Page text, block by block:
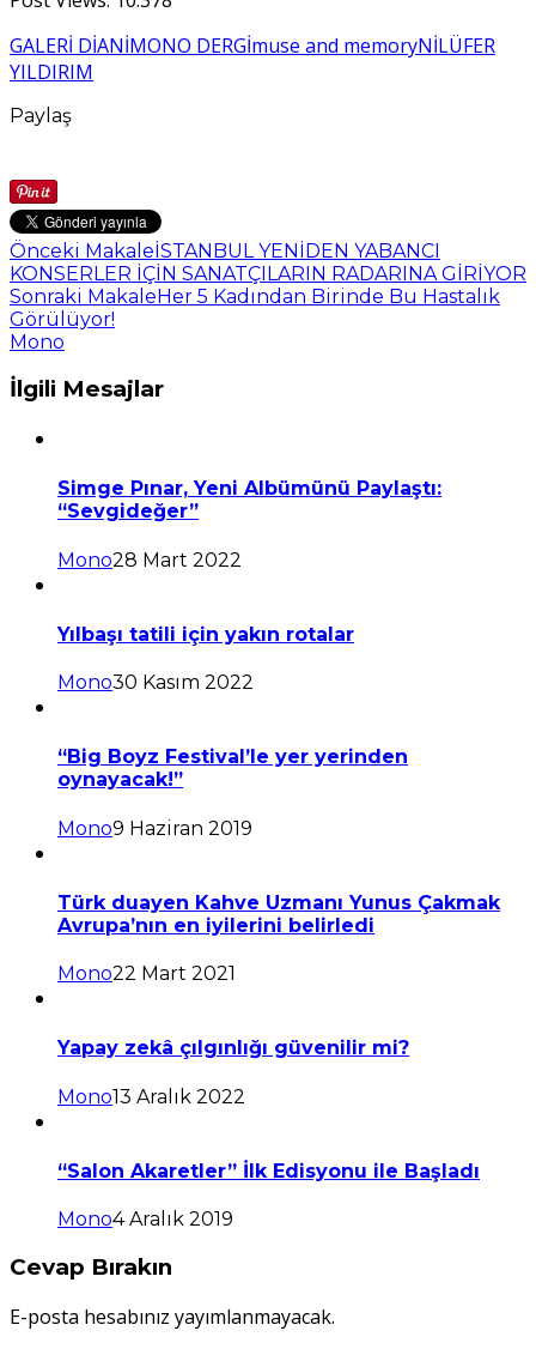
GALERİ DİANİMONO DERGİmuse and memoryNİLÜFER
YILDIRIM
Paylaş
Önceki MakaleİSTANBUL YENİDEN YABANCI
KONSERLER İÇİN SANATÇILARIN RADARINA GİRİYOR
Sonraki MakaleHer 5 Kadından Birinde Bu Hastalık
Görülüyor!
Mono
İlgili Mesajlar
Simge Pınar, Yeni Albümünü Paylaştı:
“Sevgideğer”
Mono28 Mart 2022
Yılbaşı tatili için yakın rotalar
Mono30 Kasım 2022
“Big Boyz Festival’le yer yerinden
oynayacak!”
Mono9 Haziran 2019
Türk duayen Kahve Uzmanı Yunus Çakmak
Avrupa’nın en iyilerini belirledi
Mono22 Mart 2021
Yapay zekâ çılgınlığı güvenilir mi?
Mono13 Aralık 2022
“Salon Akaretler” İlk Edisyonu ile Başladı
Mono4 Aralık 2019
Cevap Bırakın
E-posta hesabınız yayımlanmayacak.